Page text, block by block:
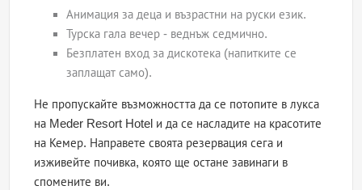
Анимация за деца и възрастни на руски език.
Турска гала вечер - веднъж седмично.
Безплатен вход за дискотека (напитките се
заплащат само).
Не пропускайте възможността да се потопите в лукса
на Meder Resort Hotel и да се насладите на красотите
на Кемер. Направете своята резервация сега и
изживейте почивка, която ще остане завинаги в
спомените ви.